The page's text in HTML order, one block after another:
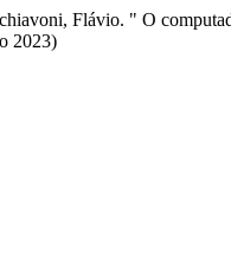
Flávio. " O
2023)